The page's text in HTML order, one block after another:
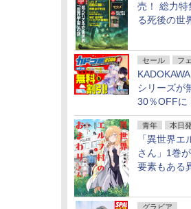
売！ 総力特
る死後の世
セール フ
シリーズが
30％OFFに
ェア 2026
青年 本日
「異世界エ
さん」1巻
要素もある
グラビア